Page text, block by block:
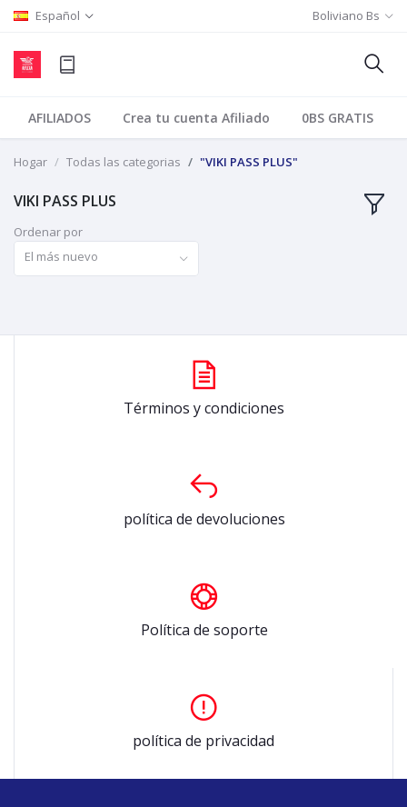
Español Boliviano Bs
AFILIADOS Crea tu cuenta Afiliado 0BS GRATIS
Hogar Todas las categorias "VIKI PASS PLUS"
VIKI PASS PLUS
Ordenar por
El más nuevo
Términos y condiciones
política de devoluciones
Política de soporte
política de privacidad